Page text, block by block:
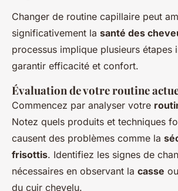
Changer de routine capillaire peut
significativement la santé des
processus implique plusieurs étapes
garantir efficacité et confort.
Évaluation de votre routine
Commencez par analyser votre
Notez quels produits et techniques
causent des problèmes comme la
frisottis. Identifiez les signes de
nécessaires en observant la casse
du cuir chevelu.